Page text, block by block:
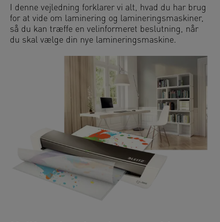
I denne vejledning forklarer vi alt, hvad du har brug
for at vide om laminering og lamineringsmaskiner,
så du kan træffe en velinformeret beslutning, når
du skal vælge din nye lamineringsmaskine.